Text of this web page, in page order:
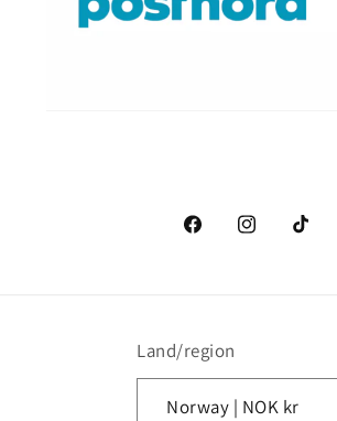
FacebookInstagramTikTok
Land/region
Norway | NOK kr